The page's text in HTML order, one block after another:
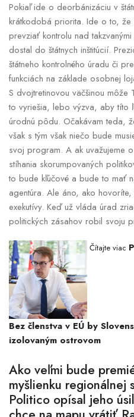
Pokiaľ ide o deorbánizáciu v
krátkodobá priorita. Ide o to,
prevziať kontrolu nad
dostal do štátnych inštitúcií.
štátneho kontrolného úradu či
funkciách na základe osobnej
S dvojtretinovou väčšinou môže
to vyriešia, lebo výzva, aby títo
úrodnú pôdu. Očakávam teda,
však s tým však niečo bude
svoj program. A ak uvažujeme
stíhania skorumpovaných
to bude kľúčové a bude to mať
agentúra. Ale áno, ako
exekutívy. Keď už vláda úrad
politických zásahov robil svoju
Čítajte viac
Bez členstva v EÚ by
izolovaným ostrovom
Ako veľmi bude
myšlienku regionálnej
Politico opísal jeho